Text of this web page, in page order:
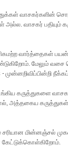
வாசகர்களின்
அல்ல. வாசகர் பதியும்
வார்த்தைகள்
மேலும்
முன்னறிவிப்பின்றி
கருத்துகளை
அத்தகைய
மின்னஞ்சல்
கேட்டுக்கொள்கிறோம்.